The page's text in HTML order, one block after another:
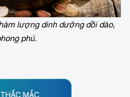
lượng dinh dưỡng dồi dào,
phú.